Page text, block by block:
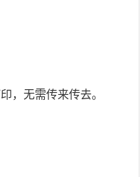
，无需传来传去。